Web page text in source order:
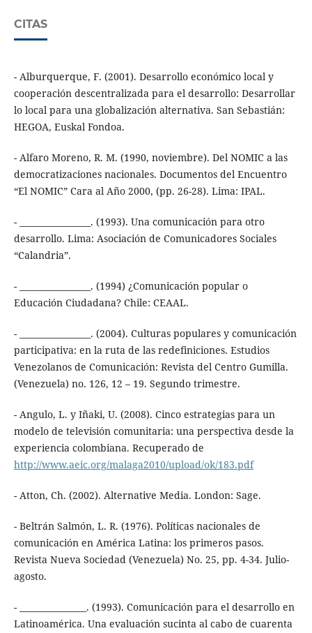
CITAS
- Alburquerque, F. (2001). Desarrollo económico local y
cooperación descentralizada para el desarrollo: Desarrollar
lo local para una globalización alternativa. San Sebastián:
HEGOA, Euskal Fondoa.
- Alfaro Moreno, R. M. (1990, noviembre). Del NOMIC a las
democratizaciones nacionales. Documentos del Encuentro
“El NOMIC” Cara al Año 2000, (pp. 26-28). Lima: IPAL.
- _________________. (1993). Una comunicación para otro
desarrollo. Lima: Asociación de Comunicadores Sociales
“Calandria”.
- _________________. (1994) ¿Comunicación popular o
Educación Ciudadana? Chile: CEAAL.
- _________________. (2004). Culturas populares y comunicación
participativa: en la ruta de las redefiniciones. Estudios
Venezolanos de Comunicación: Revista del Centro Gumilla.
(Venezuela) no. 126, 12 – 19. Segundo trimestre.
- Angulo, L. y Iñaki, U. (2008). Cinco estrategias para un
modelo de televisión comunitaria: una perspectiva desde la
experiencia colombiana. Recuperado de
http://www.aeic.org/malaga2010/upload/ok/183.pdf
- Atton, Ch. (2002). Alternative Media. London: Sage.
- Beltrán Salmón, L. R. (1976). Políticas nacionales de
comunicación en América Latina: los primeros pasos.
Revista Nueva Sociedad (Venezuela) No. 25, pp. 4-34. Julio-
agosto.
- ________________. (1993). Comunicación para el desarrollo en
Latinoamérica. Una evaluación sucinta al cabo de cuarenta